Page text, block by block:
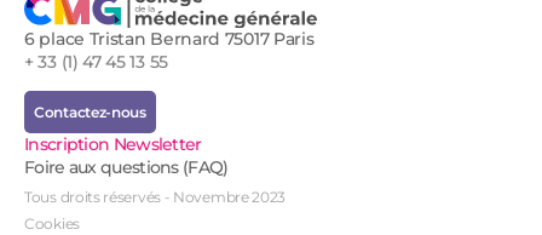
6 place Tristan Bernard 75017 Paris
+ 33 (1) 47 45 13 55
Contactez-nous
Inscription Newsletter
Foire aux questions (FAQ)
Tous droits réservés - Novembre 2023
Cookies